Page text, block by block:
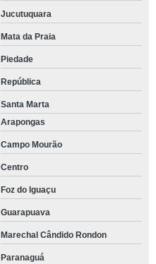
Jucutuquara
Mata da Praia
Piedade
República
Santa Marta
Arapongas
Campo Mourão
Centro
Foz do Iguaçu
Guarapuava
Marechal Cândido Rondon
Paranaguá